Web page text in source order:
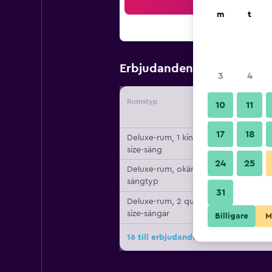
Erbjudanden från
Rumstyp
Deluxe-rum, 1 king
size-säng
Deluxe-rum, okänd
sängtyp
Deluxe-rum, 2 queen
size-sängar
16 till erbjudanden för Red Roof Inn
m t
3 4
10 11
17 18
24 25
31
Billigare